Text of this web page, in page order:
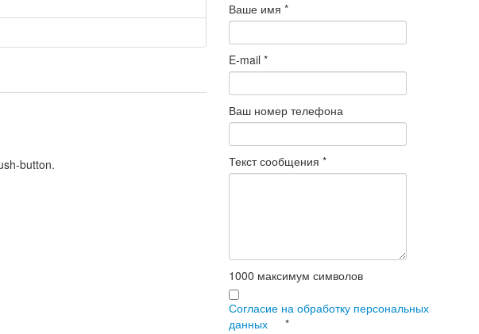
button.
Ваше имя*
E-mail*
Ваш номер телефона
Текст сообщения*
1000 максимум символов
Согласие на обработку персональных
данных
*